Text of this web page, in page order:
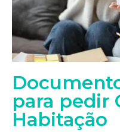
para pedir
Habitação